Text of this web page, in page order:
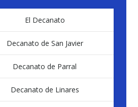
El Decanato
Decanato de San Javier
Decanato de Parral
Decanato de Linares